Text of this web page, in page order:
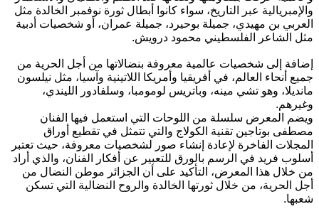
عبر التاريخ، سواء كانوا أبطال ثورة نوفمبر الخالدة مثل
بن مهيدي، جميلة بوحيرد، جميلة عمران، أو شخصيات أدبية
الشاعر الفلسطيني محمود درويش.
إلى شخصيات عالمية معروفة بنضالاتها من أجل الحرية من
أنحاء العالم، في أفريقيا وأمريكا اللاتينية وآسيا، مثل نيلسون
وهو تشي مينه، وباتريس لومومبا، وسلفادور الليندي،
المعرض سلسلة من اللوحات التي استعمل فيها الفنان
بوتاجين تقنية الكولاج والتي تتمثل في تقطيع أوراق
الفاخرة لإعادة إنشاء صور لشخصيات معروفة، حيث تعتبر
فريد في الرسم بالورق للتعبير عن أفكار الفنان، والذي أراد
هذا المعرض، التأكيد على أن الجزائر موطن النضال من
من خلال ثورتها الخالدة والروح النضالية التي تسكن